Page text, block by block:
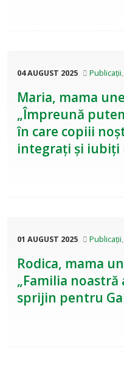
04 AUGUST 2025 Publicații,
Maria, mama
„Împreună
în care copiii
integrați și iubiți
01 AUGUST 2025 Publicații,
Rodica, mama
„Familia noastră
sprijin pentru